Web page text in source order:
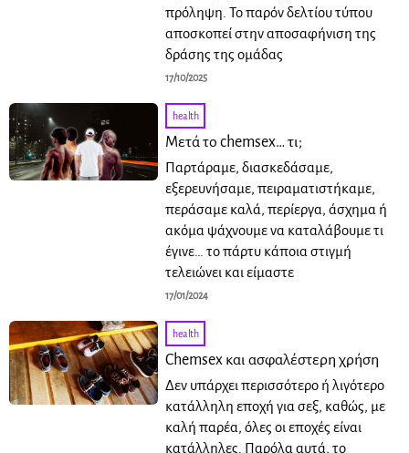
πρόληψη. Το παρόν δελτίου τύπου
αποσκοπεί στην αποσαφήνιση της
δράσης της ομάδας
17/10/2025
health
Μετά το chemsex… τι;
Παρτάραμε, διασκεδάσαμε,
εξερευνήσαμε, πειραματιστήκαμε,
περάσαμε καλά, περίεργα, άσχημα ή
ακόμα ψάχνουμε να καταλάβουμε τι
έγινε… το πάρτυ κάποια στιγμή
τελειώνει και είμαστε
17/01/2024
health
Chemsex και ασφαλέστερη χρήση
Δεν υπάρχει περισσότερο ή λιγότερο
κατάλληλη εποχή για σεξ, καθώς, με
καλή παρέα, όλες οι εποχές είναι
κατάλληλες. Παρόλα αυτά, το